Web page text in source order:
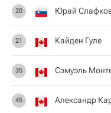
20 Юрай
21 Кайден Гуле
35 Сэмуэль
45 Александр